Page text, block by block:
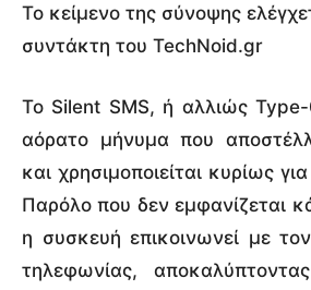
Το κείμενο της σύνοψης
συντάκτη του TechNoid.gr
Το Silent SMS, ή αλλιώς Type-
αόρατο μήνυμα που
και χρησιμοποιείται κυρίως
Παρόλο που δεν εμφανίζεται
η συσκευή επικοινωνεί με
τηλεφωνίας,